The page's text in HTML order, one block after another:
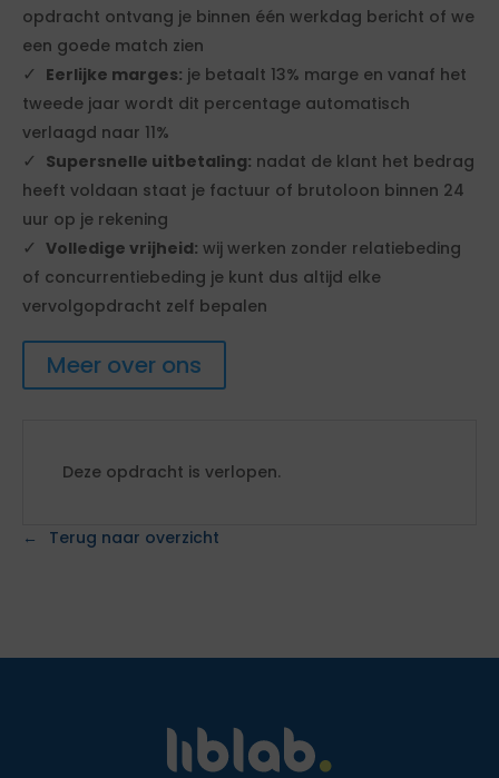
opdracht ontvang je binnen één werkdag bericht of we
een goede match zien
Eerlijke marges: je betaalt 13% marge en vanaf het
tweede jaar wordt dit percentage automatisch
verlaagd naar 11%
Supersnelle uitbetaling: nadat de klant het bedrag
heeft voldaan staat je factuur of brutoloon binnen 24
uur op je rekening
Volledige vrijheid: wij werken zonder relatiebeding
of concurrentiebeding je kunt dus altijd elke
vervolgopdracht zelf bepalen
Meer over ons
Deze opdracht is verlopen.
Terug naar overzicht